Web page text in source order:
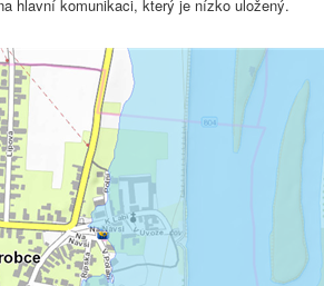
hlavní komunikaci, který je nízko uložený.